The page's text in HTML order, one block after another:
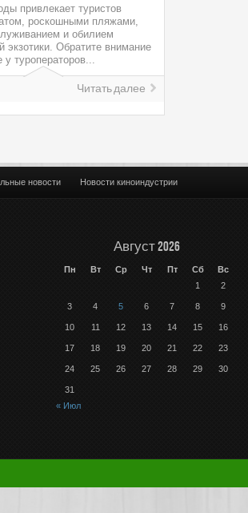
привлекает туристов
роскошными пляжами,
и обилием
экзотики. Обратите внимание
у туроператоров...
Читать далее
новости Новости киноиндустрии
Август 2026
Пн Вт Ср Чт Пт Сб
Вс
1
2
3 4 5 6 7 8 9
10 11 12 13 14 15 16
17 18 19 20 21 22 23
24 25 26 27 28 29 30
31
« Июл